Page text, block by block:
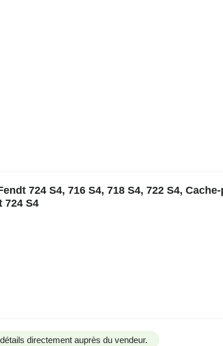
724 S4, 716 S4, 718 S4, 722 S4,
724 S4
directement auprès du vendeur.